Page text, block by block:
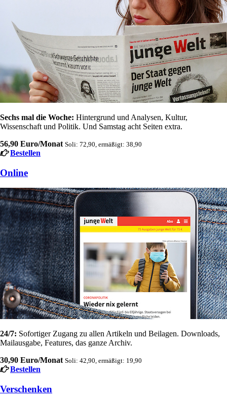
Sechs mal die Woche: Hintergrund und Analysen, Kultur,
Wissenschaft und Politik. Und Samstag acht Seiten extra.
56,90 Euro/Monat Soli: 72,90, ermäßigt: 38,90
Bestellen
Online
24/7: Sofortiger Zugang zu allen Artikeln und Beilagen. Downloads,
Mailausgabe, Features, das ganze Archiv.
30,90 Euro/Monat Soli: 42,90, ermäßigt: 19,90
Bestellen
Verschenken